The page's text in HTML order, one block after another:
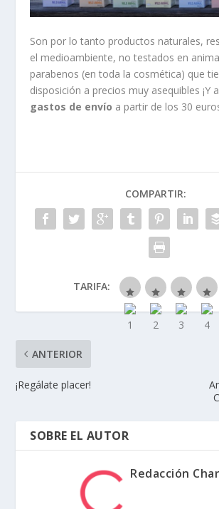
Son por lo tanto productos naturales,
el medioambiente, no testados en
parabenos (en toda la cosmética) que
disposición a precios muy asequibles ¡Y
gastos de envío a partir de los 30
COMPARTIR:
TARIFA:
ANTERIOR
¡Regálate placer!
SOBRE EL AUTOR
Redacción